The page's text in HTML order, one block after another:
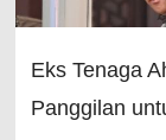
Eks Tenaga
Panggilan